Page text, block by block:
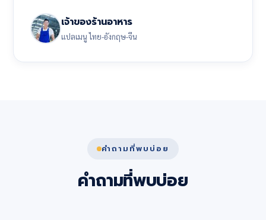
เจ้าของร้านอาหาร
แปลเมนู ไทย-อังกฤษ-จีน
คำถามที่พบบ่อย
คำถามที่พบบ่อย